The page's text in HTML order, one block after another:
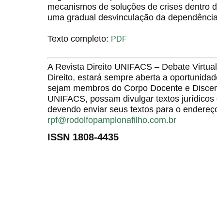
mecanismos de soluções de crises dentro
uma gradual desvinculação da
Texto completo: PDF
A Revista Direito UNIFACS – Debate
Direito, estará sempre aberta a
sejam membros do Corpo Docente e
UNIFACS, possam divulgar textos
devendo enviar seus textos para o
rpf@rodolfopamplonafilho.com.br
ISSN 1808-4435